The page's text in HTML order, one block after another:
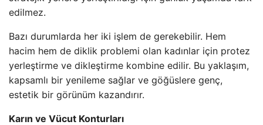
edilmez.
Bazı durumlarda her iki işlem de gerekebilir. Hem
hacim hem de diklik problemi olan kadınlar için protez
yerleştirme ve dikleştirme kombine edilir. Bu yaklaşım,
kapsamlı bir yenileme sağlar ve göğüslere genç,
estetik bir görünüm kazandırır.
Karın ve Vücut Konturları